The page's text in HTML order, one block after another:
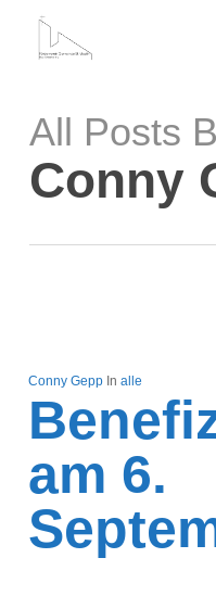
All Posts
Conny
Conny Gepp In alle
am 6.